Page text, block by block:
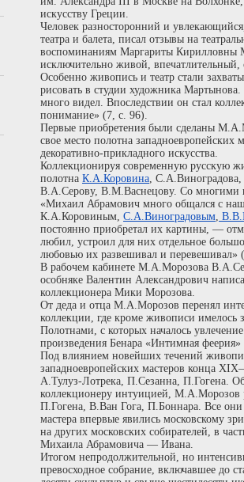
искусству Греции.
Человек разносторонний и
театра и балета, писал отзывы на
воспоминаниям Маргариты Кирилловны
исключительно живой, впечатлительный,
Особенно живопись и театр стали
рисовать в студии художника
много видел. Впоследствии он стал
понимание» (7, с. 96).
Первые приобретения были сделаны
свое место полотна
декоративно-прикладного искусства.
Коллекционируя современную русскую
полотна К.А.Коровина ,
В.А.Серову, В.М.Васнецову. Со многими
«Михаил Абрамович много общался с
К.А.Коровиным, С.А.Виноградовым
постоянно приобретал их картины, —
любил, устроил для них отдельное
любовью их развешивал и перевешивал»
В рабочем кабинете М.А.Морозова
особняке Валентин Александрович
коллекционера Мики Морозова.
От деда и отца М.А.Морозов перенял
коллекции, где кроме живописи имелось
Полотнами, с которых началось
произведения Бенара «Интимная
Под влиянием новейших течений
западноевропейских мастеров конца
А.Тулуз-Лотрека, П.Сезанна, П.Гогена.
коллекционеру интуицией, М.А.Морозов
П.Гогена, В.Ван Гога, П.Боннара. Все они
мастера впервые явились московскому
на других московских собирателей, в
Михаила Абрамовича — Ивана.
Итогом непродолжительной, но
превосходное собрание, включавшее до